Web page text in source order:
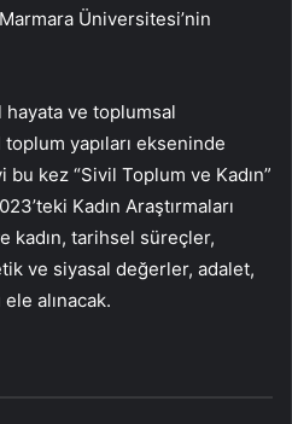
Üniversitesi’nin
hayata ve toplumsal
toplum yapıları ekseninde
kez “Sivil Toplum ve Kadın”
Kadın Araştırmaları
kadın, tarihsel süreçler,
ve siyasal değerler, adalet,
alınacak.